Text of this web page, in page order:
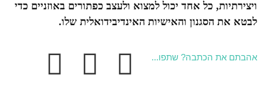
ויצירתיות, כל אחד יכול למצוא ולעצב כפתורים באוזניים כדי
לבטא את הסגנון והאישיות האינדיבידואלית שלו.
אהבתם את הכתבה? שתפו...